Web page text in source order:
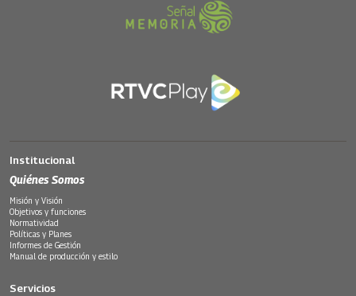
Institucional
Quiénes Somos
Misión y Visión
Objetivos y funciones
Normatividad
Políticas y Planes
Informes de Gestión
Manual de producción y estilo
Servicios